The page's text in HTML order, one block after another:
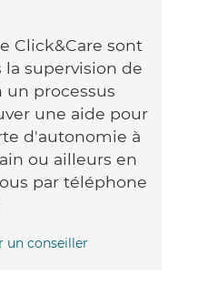
Click&Care sont
supervision de
un processus
une aide pour
d'autonomie à
ou ailleurs en
par téléphone
un conseiller